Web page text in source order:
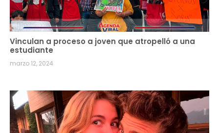
Vinculan a proceso a joven que atropelló a una
estudiante
marzo 12, 2024